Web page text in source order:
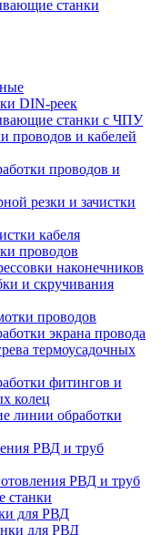
станки
DIN-реек
станки с ЧПУ
проводов и кабелей
проводов и
резки и зачистки
кабеля
проводов
наконечников
и скручивания
проводов
экрана провода
термоусадочных
фитингов и
колец
линии обработки
РВД и труб
РВД и труб
станки
для РВД
для РВД